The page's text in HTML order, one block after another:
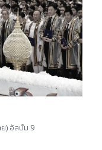
) อัลบั้ม 9